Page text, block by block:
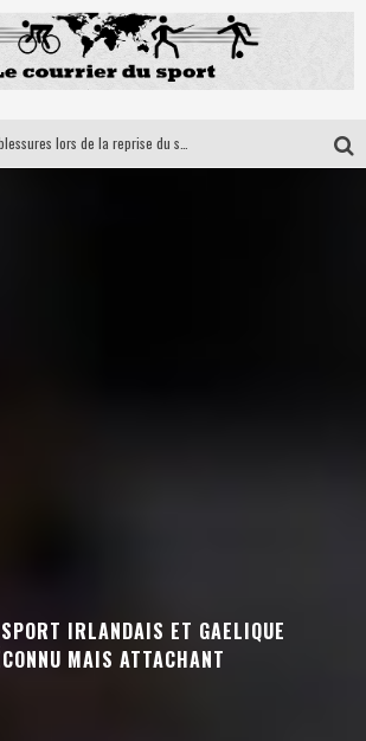
5 Astuces pour optimiser votre récupération musculaire après un effort intensif
IRLANDAIS ET GAELIQUE
MAIS ATTACHANT